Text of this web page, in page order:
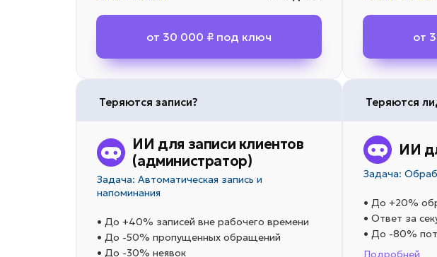
от 30 000 ₽ под ключ от
Теряются записи?
ИИ для записи клиентов
(администратор)
Задача: Автоматическая запись и
напоминания
• До +40% записей вне рабочего времени
• До -50% пропущенных обращений
• До -30% неявок
Теряются
ИИ
Задача:
• До +20%
• Ответ за
• До -80%
Подробней